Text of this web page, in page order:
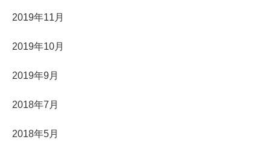
2019年11月
2019年10月
2019年9月
2018年7月
2018年5月